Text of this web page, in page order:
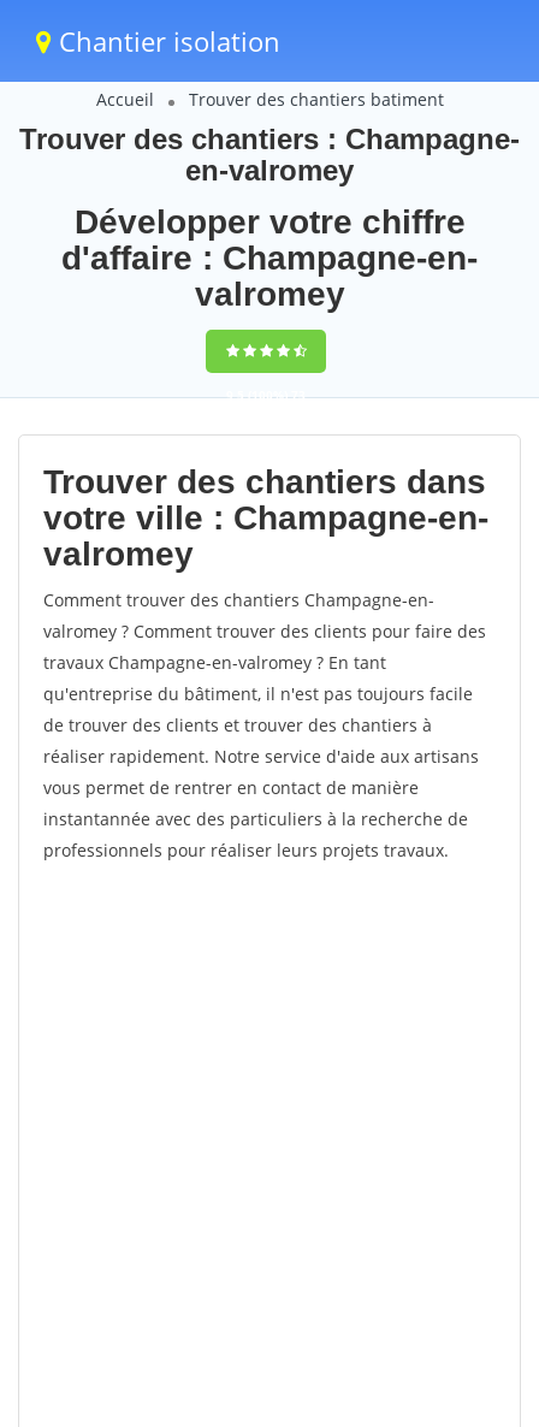
Chantier isolation
Accueil Trouver des chantiers batiment
Trouver des chantiers : Champagne-
en-valromey
Développer votre chiffre
d'affaire : Champagne-en-
valromey
9,5(100%)73
votes
Trouver des chantiers dans
votre ville : Champagne-en-
valromey
Comment trouver des chantiers Champagne-en-
valromey ? Comment trouver des clients pour faire des
travaux Champagne-en-valromey ? En tant
qu'entreprise du bâtiment, il n'est pas toujours facile
de trouver des clients et trouver des chantiers à
réaliser rapidement. Notre service d'aide aux artisans
vous permet de rentrer en contact de manière
instantannée avec des particuliers à la recherche de
professionnels pour réaliser leurs projets travaux.